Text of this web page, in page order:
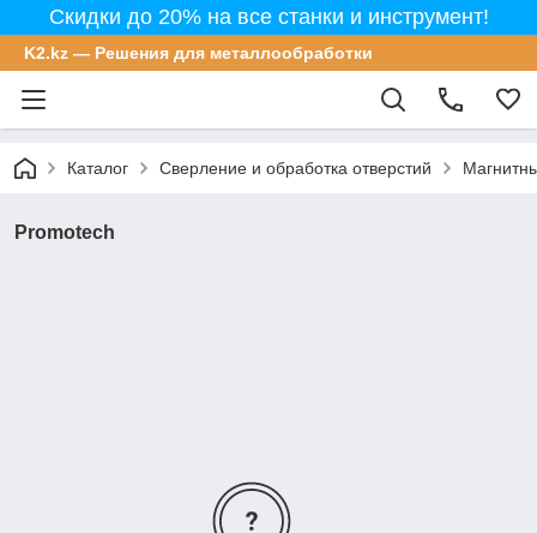
Скидки до 20% на все станки и инструмент!
K2.kz — Решения для металлообработки
Каталог Сверление и обработка отверстий
Promotech